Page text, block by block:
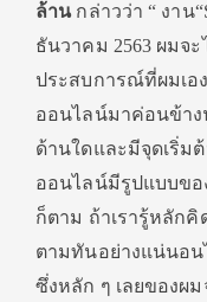
ล้าน กล่าวว่า “ งาน
ธันวาคม 2563 ผมจ
ประสบการณ์ที่ผมเอ
ออนไลน์มาค่อนข้าง
ด้านใดและมีจุดเริ่ม
ออนไลน์มีรูปแบบขอ
ก็ตาม ถ้าเรารู้หลัก
ตามทันอย่างแน่นอน
ซึ่งหลัก ๆ เลยของผ